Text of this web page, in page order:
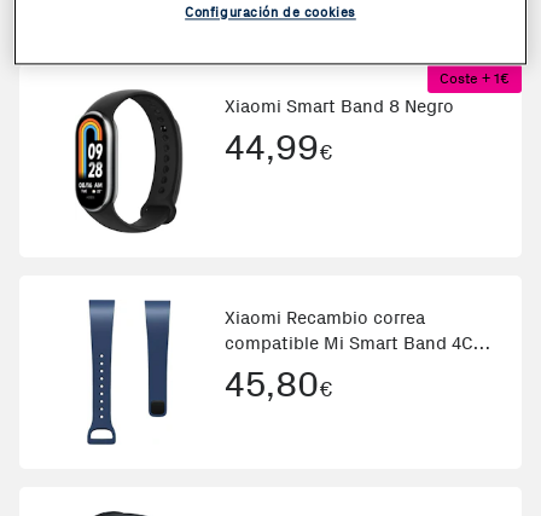
Coste + 1€
Xiaomi Smart Band 8 Negro
44,99€
Xiaomi Recambio correa
compatible Mi Smart Band 4C
Azul Azul marino
45,80€
Configuración de cookies